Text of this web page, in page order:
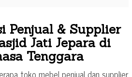
Penjual & Supplier
Jati Jepara di
Tenggara